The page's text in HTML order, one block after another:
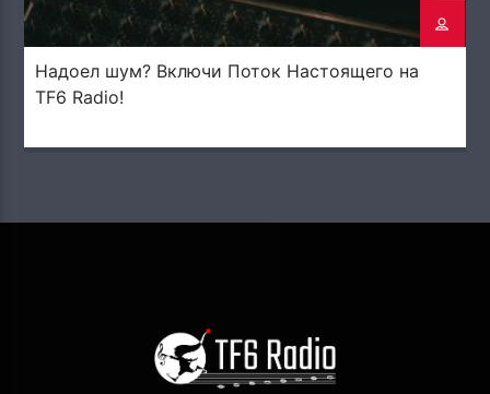
Надоел шум? Включи Поток Настоящего на
TF6 Radio!